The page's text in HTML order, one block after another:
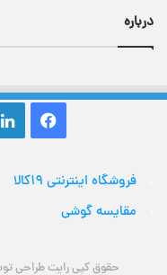
درباره
فیس
فروشگاه اینترنتی ۱۹کالا
مقایسه گوشی
حقوق کپی رایت طراحی توسعه و محتوا